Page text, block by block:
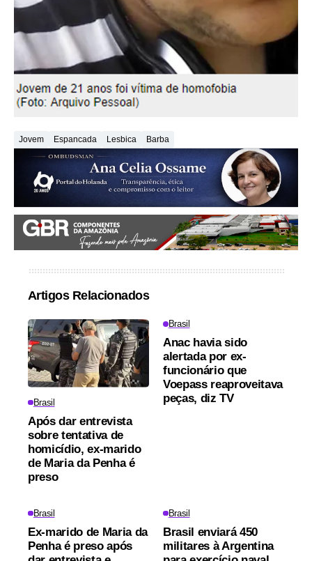
Jovem Espancada Lesbica Barba
Artigos Relacionados
Brasil
Após dar entrevista
sobre tentativa de
homicídio, ex-marido
de Maria da Penha é
preso
Brasil
Anac havia sido
alertada por ex-
funcionário que
Voepass reaproveitava
peças, diz TV
Brasil
Ex-marido de Maria da
Penha é preso após
Brasil
Brasil enviará 450
militares à Argentina